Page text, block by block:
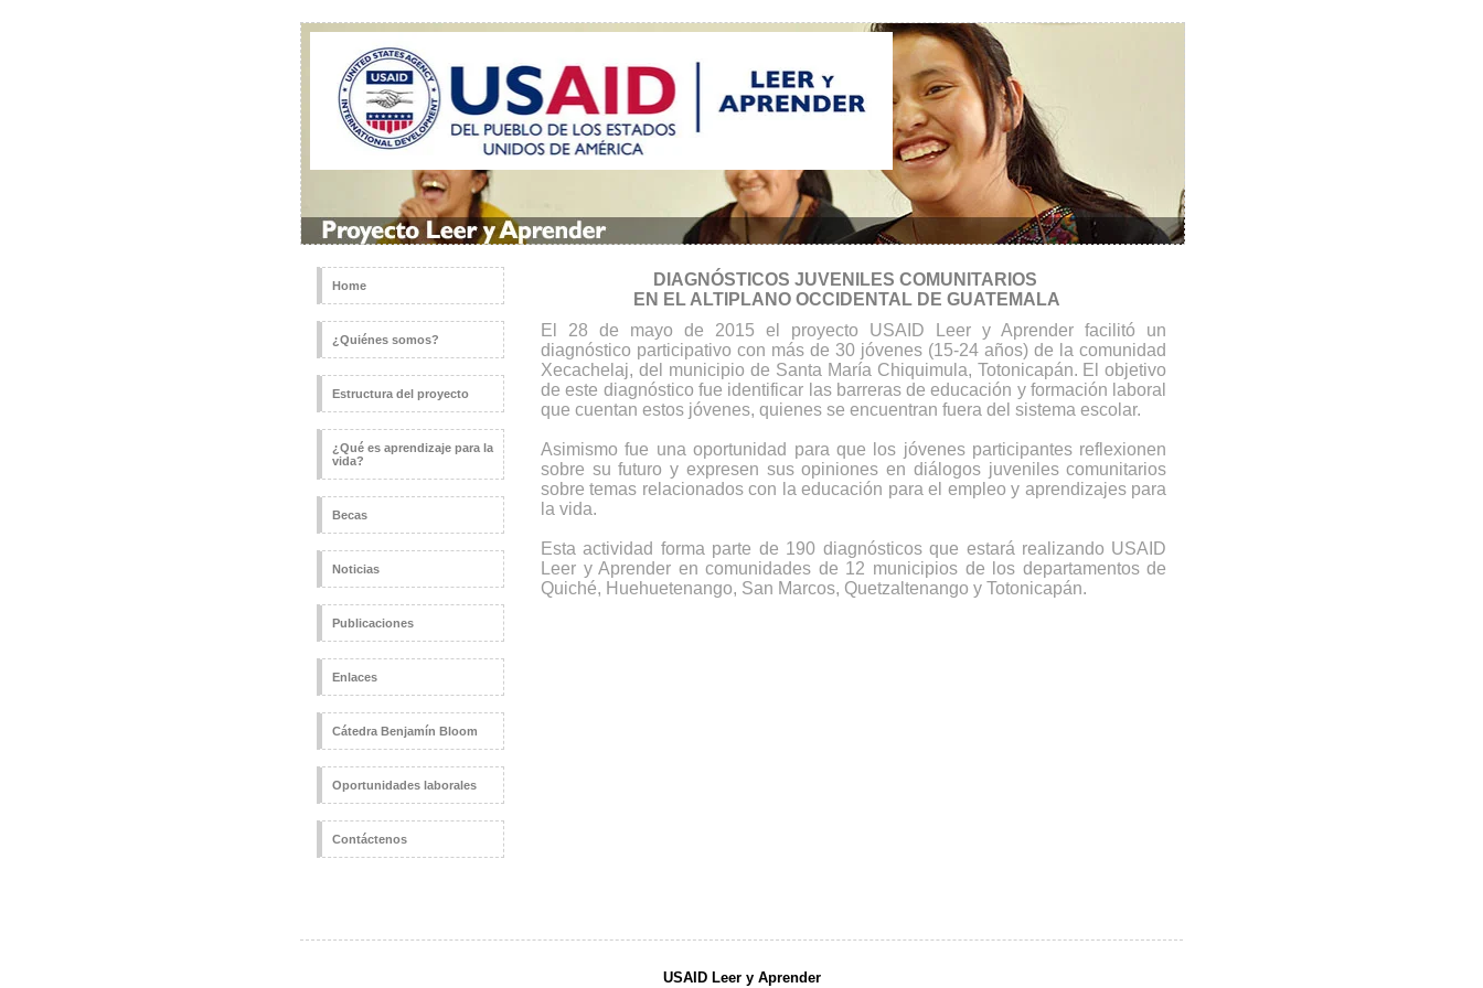
Home
¿Quiénes somos?
Estructura del proyecto
¿Qué es aprendizaje para la
vida?
Becas
Noticias
Publicaciones
Enlaces
Cátedra Benjamín Bloom
Oportunidades laborales
Contáctenos
DIAGNÓSTICOS JUVENILES COMUNITARIOS
EN EL ALTIPLANO OCCIDENTAL DE GUATEMALA
El 28 de mayo de 2015 el proyecto USAID Leer y Aprender facilitó un
diagnóstico participativo con más de 30 jóvenes (15-24 años) de la comunidad
Xecachelaj, del municipio de Santa María Chiquimula, Totonicapán. El objetivo
de este diagnóstico fue identificar las barreras de educación y formación laboral
que cuentan estos jóvenes, quienes se encuentran fuera del sistema escolar.
Asimismo fue una oportunidad para que los jóvenes participantes reflexionen
sobre su futuro y expresen sus opiniones en diálogos juveniles comunitarios
sobre temas relacionados con la educación para el empleo y aprendizajes para
la vida.
Esta actividad forma parte de 190 diagnósticos que estará realizando USAID
Leer y Aprender en comunidades de 12 municipios de los departamentos de
Quiché, Huehuetenango, San Marcos, Quetzaltenango y Totonicapán.
USAID Leer y Aprender